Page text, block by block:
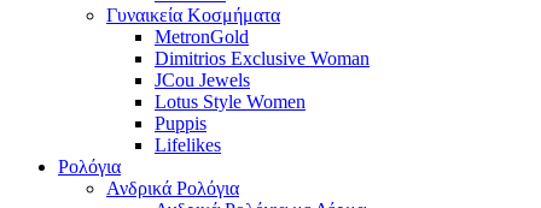
Γυναικεία Κοσμήματα
MetronGold
Dimitrios Exclusive Woman
JCou Jewels
Lotus Style Women
Puppis
Lifelikes
Ρολόγια
Ανδρικά Ρολόγια